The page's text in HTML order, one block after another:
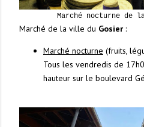
Marché nocturne de
Marché de la ville du Gosier :
Marché nocturne (fruits,
Tous les vendredis de
hauteur sur le boulevard